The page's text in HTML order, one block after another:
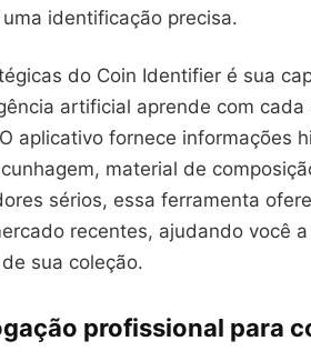
identificação precisa.
do Coin Identifier é sua
artificial aprende com cada
aplicativo fornece informações
material de
sérios, essa ferramenta
recentes, ajudando você
sua coleção.
profissional para